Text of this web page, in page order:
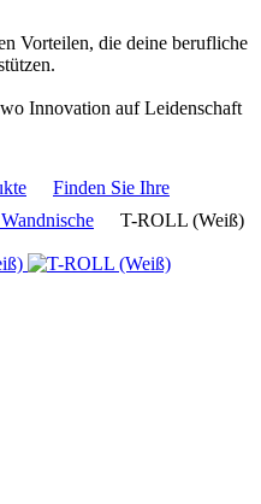
Vorteilen, die deine berufliche
Innovation auf Leidenschaft
Finden Sie Ihre
T-ROLL (Weiß)